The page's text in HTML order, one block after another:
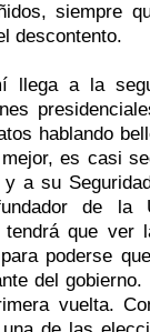
siempre
descontento.
llega a la
hablando
es casi
y a su
fundador de
que ver
poderse
del
vuelta.